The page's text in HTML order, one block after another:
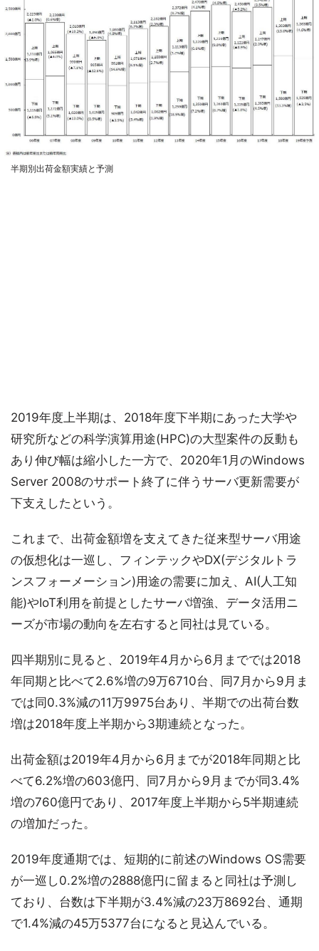
半期別出荷金額実績と予測
2019年度上半期は、2018年度下半期にあった大学や
研究所などの科学演算用途(HPC)の大型案件の反動も
あり伸び幅は縮小した一方で、2020年1月のWindows
Server 2008のサポート終了に伴うサーバ更新需要が
下支えしたという。
これまで、出荷金額増を支えてきた従来型サーバ用途
の仮想化は一巡し、フィンテックやDX(デジタルトラ
ンスフォーメーション)用途の需要に加え、AI(人工知
能)やIoT利用を前提としたサーバ増強、データ活用ニ
ーズが市場の動向を左右すると同社は見ている。
四半期別に見ると、2019年4月から6月まででは2018
年同期と比べて2.6%増の9万6710台、同7月から9月ま
では同0.3%減の11万9975台あり、半期での出荷台数
増は2018年度上半期から3期連続となった。
出荷金額は2019年4月から6月までが2018年同期と比
べて6.2%増の603億円、同7月から9月までが同3.4%
増の760億円であり、2017年度上半期から5半期連続
の増加だった。
2019年度通期では、短期的に前述のWindows OS需要
が一巡し0.2%増の2888億円に留まると同社は予測し
ており、台数は下半期が3.4%減の23万8692台、通期
で1.4%減の45万5377台になると見込んでいる。